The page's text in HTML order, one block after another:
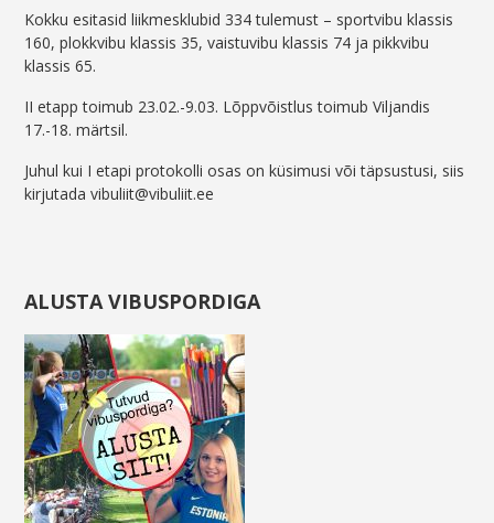
Kokku esitasid liikmesklubid 334 tulemust – sportvibu klassis
160, plokkvibu klassis 35, vaistuvibu klassis 74 ja pikkvibu
klassis 65.
II etapp toimub 23.02.-9.03. Lõppvõistlus toimub Viljandis
17.-18. märtsil.
Juhul kui I etapi protokolli osas on küsimusi või täpsustusi, siis
kirjutada vibuliit@vibuliit.ee
ALUSTA VIBUSPORDIGA